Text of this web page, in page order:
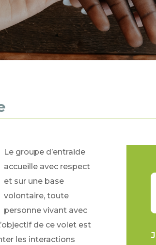
Le groupe d’entraide
accueille avec respect
et sur une base
volontaire, toute
personnevivant avec
de ce volet est
les interactions